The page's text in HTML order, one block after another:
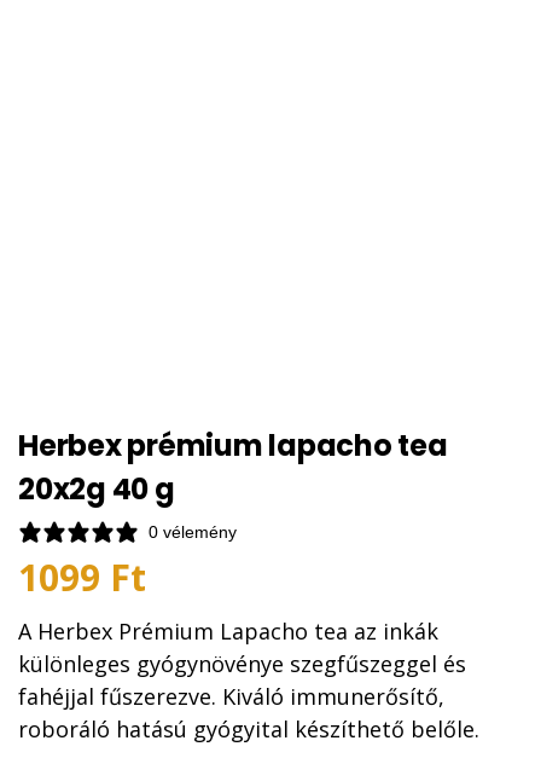
Herbex prémium lapacho tea
20x2g 40 g
0 vélemény
1099 Ft
A Herbex Prémium Lapacho tea az inkák
különleges gyógynövénye szegfűszeggel és
fahéjjal fűszerezve. Kiváló immunerősítő,
roboráló hatású gyógyital készíthető belőle.